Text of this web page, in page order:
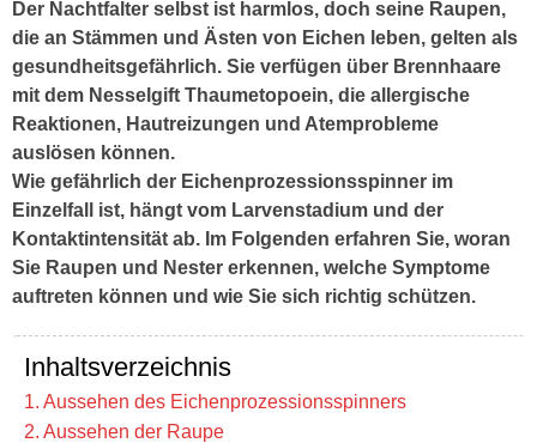
Der Nachtfalter selbst ist harmlos, doch seine Raupen,
die an Stämmen und Ästen von Eichen leben, gelten als
gesundheitsgefährlich. Sie verfügen über Brennhaare
mit dem Nesselgift Thaumetopoein, die allergische
Reaktionen, Hautreizungen und Atemprobleme
auslösen können.
Wie gefährlich der Eichenprozessionsspinner im
Einzelfall ist, hängt vom Larvenstadium und der
Kontaktintensität ab. Im Folgenden erfahren Sie, woran
Sie Raupen und Nester erkennen, welche Symptome
auftreten können und wie Sie sich richtig schützen.
Inhaltsverzeichnis
Aussehen des Eichenprozessionsspinners
Aussehen der Raupe